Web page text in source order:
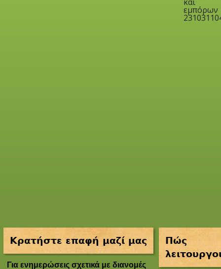
εμπόρων
Κρατήστε επαφή μαζί μας
Για ενημερώσεις σχετικά με διανομές
Πώς